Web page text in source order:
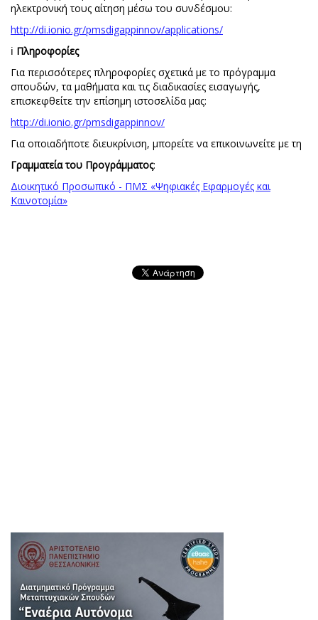
ηλεκτρονική τους αίτηση μέσω του συνδέσμου:
http://di.ionio.gr/pmsdigappinnov/applications/
ℹ️ Πληροφορίες
Για περισσότερες πληροφορίες σχετικά με το πρόγραμμα
σπουδών, τα μαθήματα και τις διαδικασίες εισαγωγής,
επισκεφθείτε την επίσημη ιστοσελίδα μας:
http://di.ionio.gr/pmsdigappinnov/
Για οποιαδήποτε διευκρίνιση, μπορείτε να επικοινωνείτε με τη
Γραμματεία του Προγράμματος:
Διοικητικό Προσωπικό - ΠΜΣ «Ψηφιακές Εφαρμογές και
Καινοτομία»